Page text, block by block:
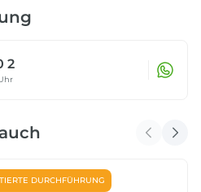
2
DURCHFÜHRUNG